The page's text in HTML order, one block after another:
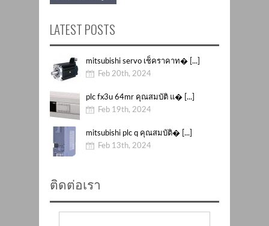
LATEST POSTS
mitsubishi servo เช็คราคาท� [...]
Feb 20th, 2024
plc fx3u 64mr คุณสมบัติ แ� [...]
Feb 19th, 2024
mitsubishi plc q คุณสมบัติ� [...]
Feb 13th, 2024
ติดต่อเรา